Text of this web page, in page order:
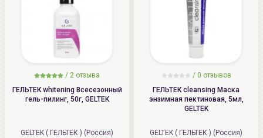
/ 2 отзыва
ГЕЛЬТЕК whitening Всесезонный
гель-пилинг, 50г, GELTEK
GELTEK ( ГЕЛЬТЕК ) (Россия)
/ 0 отзывов
ГЕЛЬТЕК cleansing Маска
энзимная пектиновая, 5мл,
GELTEK
GELTEK ( ГЕЛЬТЕК ) (Россия)